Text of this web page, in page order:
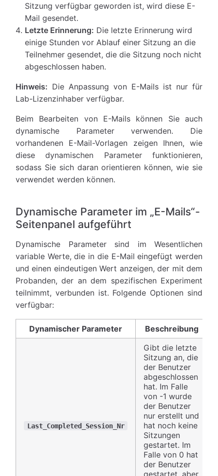
Sitzung verfügbar geworden ist, wird diese E-
Mail gesendet.
Letzte Erinnerung: Die letzte Erinnerung wird
einige Stunden vor Ablauf einer Sitzung an die
Teilnehmer gesendet, die die Sitzung noch nicht
abgeschlossen haben.
Hinweis: Die Anpassung von E-Mails ist nur für
Lab-Lizenzinhaber verfügbar.
Beim Bearbeiten von E-Mails können Sie auch
dynamische Parameter verwenden. Die
vorhandenen E-Mail-Vorlagen zeigen Ihnen, wie
diese dynamischen Parameter funktionieren,
sodass Sie sich daran orientieren können, wie sie
verwendet werden können.
Dynamische Parameter im „E-Mails“-
Seitenpanel aufgeführt
Dynamische Parameter sind im Wesentlichen
variable Werte, die in die E-Mail eingefügt werden
und einen eindeutigen Wert anzeigen, der mit dem
Probanden, der an dem spezifischen Experiment
teilnimmt, verbunden ist. Folgende Optionen sind
verfügbar:
Dynamischer Parameter Beschreibung
Last_Completed_Session_Nr
Gibt die letzte
Sitzung an, die
der Benutzer
abgeschlossen
hat. Im Falle
von -1 wurde
der Benutzer
nur erstellt und
hat noch keine
Sitzungen
gestartet. Im
Falle von 0 hat
der Benutzer
gestartet, aber